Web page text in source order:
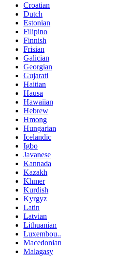
Croatian
Dutch
Estonian
Filipino
Finnish
Frisian
Galician
Georgian
Gujarati
Haitian
Hausa
Hawaiian
Hebrew
Hmong
Hungarian
Icelandic
Igbo
Javanese
Kannada
Kazakh
Khmer
Kurdish
Kyrgyz
Latin
Latvian
Lithuanian
Luxembou..
Macedonian
Malagasy